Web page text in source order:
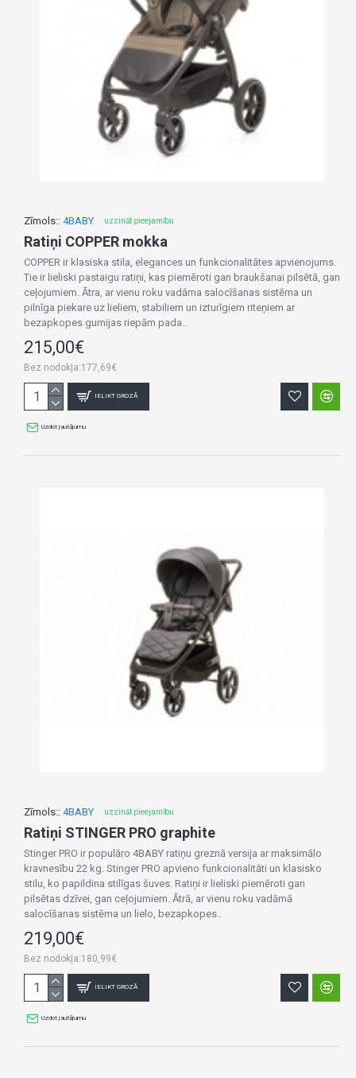
Zīmols:: 4BABY uzzināt pieejamību
Ratiņi COPPER mokka
COPPER ir klasiska stila, elegances un funkcionalitātes apvienojums.
Tie ir lieliski pastaigu ratiņi, kas piemēroti gan braukšanai pilsētā, gan
ceļojumiem. Ātra, ar vienu roku vadāma salocīšanas sistēma un
pilnīga piekare uz lieliem, stabiliem un izturīgiem riteņiem ar
bezapkopes gumijas riepām pada..
215,00€
Bez nodokļa:177,69€
IELIKT GROZĀ
Uzdot jautājumu
Zīmols:: 4BABY uzzināt pieejamību
Ratiņi STINGER PRO graphite
Stinger PRO ir populāro 4BABY ratiņu greznā versija ar maksimālo
kravnesību 22 kg. Stinger PRO apvieno funkcionalitāti un klasisko
stilu, ko papildina stilīgas šuves. Ratiņi ir lieliski piemēroti gan
pilsētas dzīvei, gan ceļojumiem. Ātrā, ar vienu roku vadāmā
salocīšanas sistēma un lielo, bezapkopes..
219,00€
Bez nodokļa:180,99€
IELIKT GROZĀ
Uzdot jautājumu